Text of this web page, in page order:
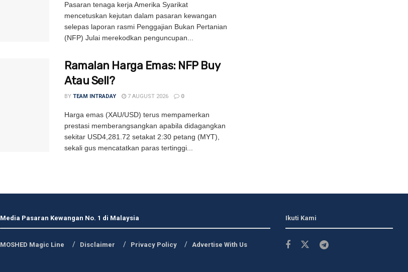
Pasaran tenaga kerja Amerika Syarikat
mencetuskan kejutan dalam pasaran kewangan
selepas laporan rasmi Penggajian Bukan Pertanian
(NFP) Julai merekodkan penguncupan...
Ramalan Harga Emas: NFP Buy
Atau Sell?
BY TEAM INTRADAY 7 AUGUST 2026 0
Harga emas (XAU/USD) terus mempamerkan
prestasi memberangsangkan apabila didagangkan
sekitar USD4,281.72 setakat 2:30 petang (MYT),
sekali gus mencatatkan paras tertinggi...
Media Pasaran Kewangan No. 1 di Malaysia
MOSHED Magic Line Disclaimer Privacy Policy Advertise With Us
Ikuti Kami